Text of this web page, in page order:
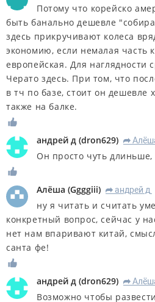
Потому что корейско
быть банально дешевле
здесь прикручивают колеса
экономию, если немалая часть
европейская. Для наглядности
Черато здесь. При том, что
в тч по базе, стоит он дешевле
также на балке.
андрей д (dron629) R
Он просто чуть
Алёша (Ggggiii) R андрей д
ну я читать и считать
конкретный вопрос, сейчас у
нет нам впаривают китай,
санта фе!
андрей д (dron629) R
Возможно чтобы